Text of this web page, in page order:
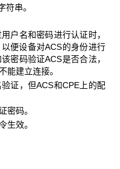
串。
户名和密码进行认证时，
便设备对ACS的身份进行
密码验证ACS是否合法，
能建立连接。
证，但ACS和CPE上的配
密码。
生效。